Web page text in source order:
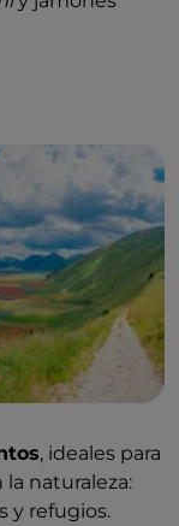
, ideales para
naturaleza:
y refugios.